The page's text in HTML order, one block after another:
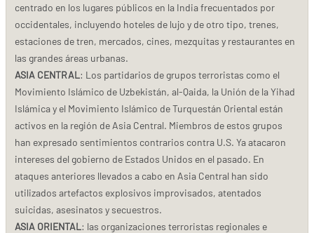
centrado en los lugares públicos en la India frecuentados por
occidentales, incluyendo hoteles de lujo y de otro tipo, trenes,
estaciones de tren, mercados, cines, mezquitas y restaurantes en
las grandes áreas urbanas.
ASIA CENTRAL: Los partidarios de grupos terroristas como el
Movimiento Islámico de Uzbekistán, al-Qaida, la Unión de la Yihad
Islámica y el Movimiento Islámico de Turquestán Oriental están
activos en la región de Asia Central. Miembros de estos grupos
han expresado sentimientos contrarios contra U.S. Ya atacaron
intereses del gobierno de Estados Unidos en el pasado. En
ataques anteriores llevados a cabo en Asia Central han sido
utilizados artefactos explosivos improvisados, atentados
suicidas, asesinatos y secuestros.
ASIA ORIENTAL: las organizaciones terroristas regionales e